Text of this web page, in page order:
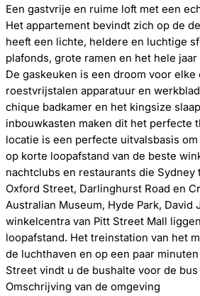
Een gastvrije en ruime loft met een
Het appartement bevindt zich op de
heeft een lichte, heldere en luchtige
plafonds, grote ramen en het hele
De gaskeuken is een droom voor
roestvrijstalen apparatuur en
chique badkamer en het kingsize
inbouwkasten maken dit het perfecte
locatie is een perfecte uitvalsbasis
op korte loopafstand van de beste
nachtclubs en restaurants die Sydney
Oxford Street, Darlinghurst Road en
Australian Museum, Hyde Park, David
winkelcentra van Pitt Street Mall
loopafstand. Het treinstation van het
de luchthaven en op een paar
Street vindt u de bushalte voor de bus
Omschrijving van de omgeving